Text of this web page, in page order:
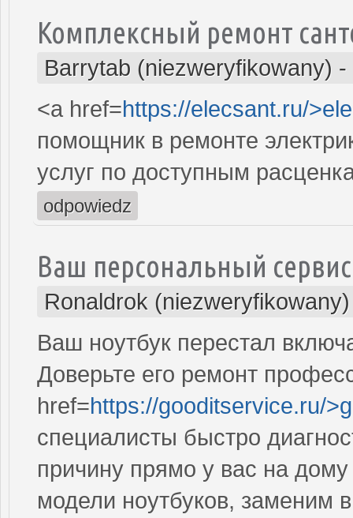
Комплексный ремонт
Barrytab (niezweryfikowany) -
<a href=https://elecsant.ru/
помощник в ремонте
услуг по доступным
odpowiedz
Ваш персональный
Ronaldrok (niezweryfikowany)
Ваш ноутбук перестал
Доверьте его ремонт
href=https://gooditservice.ru/
специалисты быстро
причину прямо у вас на
модели ноутбуков, заменим